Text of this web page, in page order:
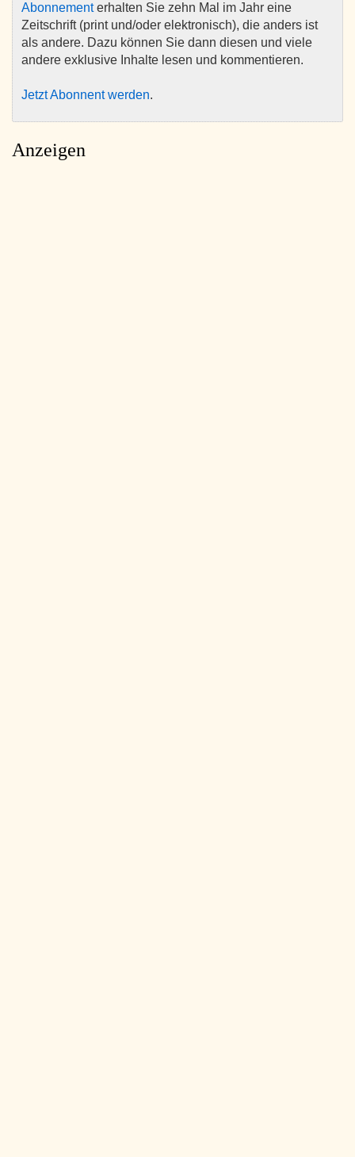
Abonnementerhalten Sie zehn Mal im Jahr eine
Zeitschrift (print und/oder elektronisch), die anders ist
als andere. Dazu können Sie dann diesen und viele
andere exklusive Inhalte lesen und kommentieren.
Jetzt Abonnent werden.
Anzeigen